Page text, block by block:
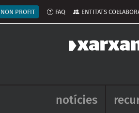
del compte d'usuari
NON PROFIT FAQ ENTITATS
Navegació
notícies